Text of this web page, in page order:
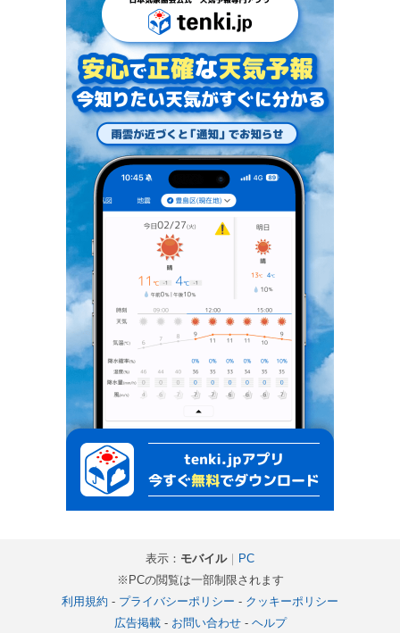
表示： モバイル｜ PC
※PCの閲覧は一部制限されます
利用規約 - プライバシーポリシー - クッキーポリシー
広告掲載- お問い合わせ- ヘルプ